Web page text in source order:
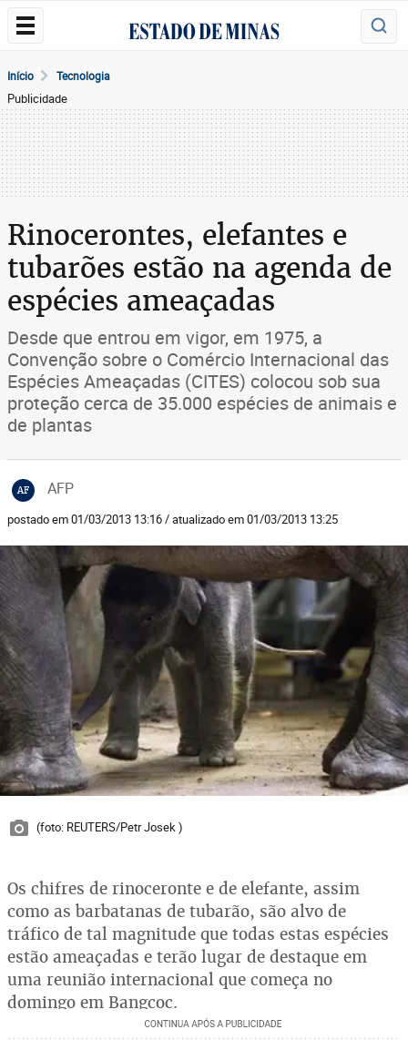
Início Tecnologia
Publicidade
Rinocerontes, elefantes e
tubarões estão na agenda de
espécies ameaçadas
Desde que entrou em vigor, em 1975, a
Convenção sobre o Comércio Internacional das
Espécies Ameaçadas (CITES) colocou sob sua
proteção cerca de 35.000 espécies de animais e
de plantas
AF AFP
postado em 01/03/2013 13:16 / atualizado em 01/03/2013 13:25
(foto: REUTERS/Petr Josek )
Os chifres de rinoceronte e de elefante, assim
como as barbatanas de tubarão, são alvo de
tráfico de tal magnitude que todas estas espécies
estão ameaçadas e terão lugar de destaque em
uma reunião internacional que começa no
domingo em Bangcoc.